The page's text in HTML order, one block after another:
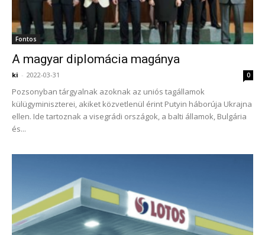
Fontos
A magyar diplomácia magánya
ki - 2022-03-31 0
Pozsonyban tárgyalnak azoknak az uniós tagállamok
külügyminiszterei, akiket közvetlenül érint Putyin háborúja Ukrajna
ellen. Ide tartoznak a visegrádi országok, a balti államok, Bulgária
és...